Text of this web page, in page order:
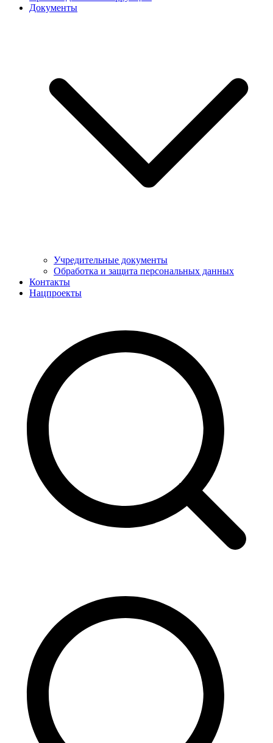
Документы
Учредительные документы
Обработка и защита персональных данных
Контакты
Нацпроекты